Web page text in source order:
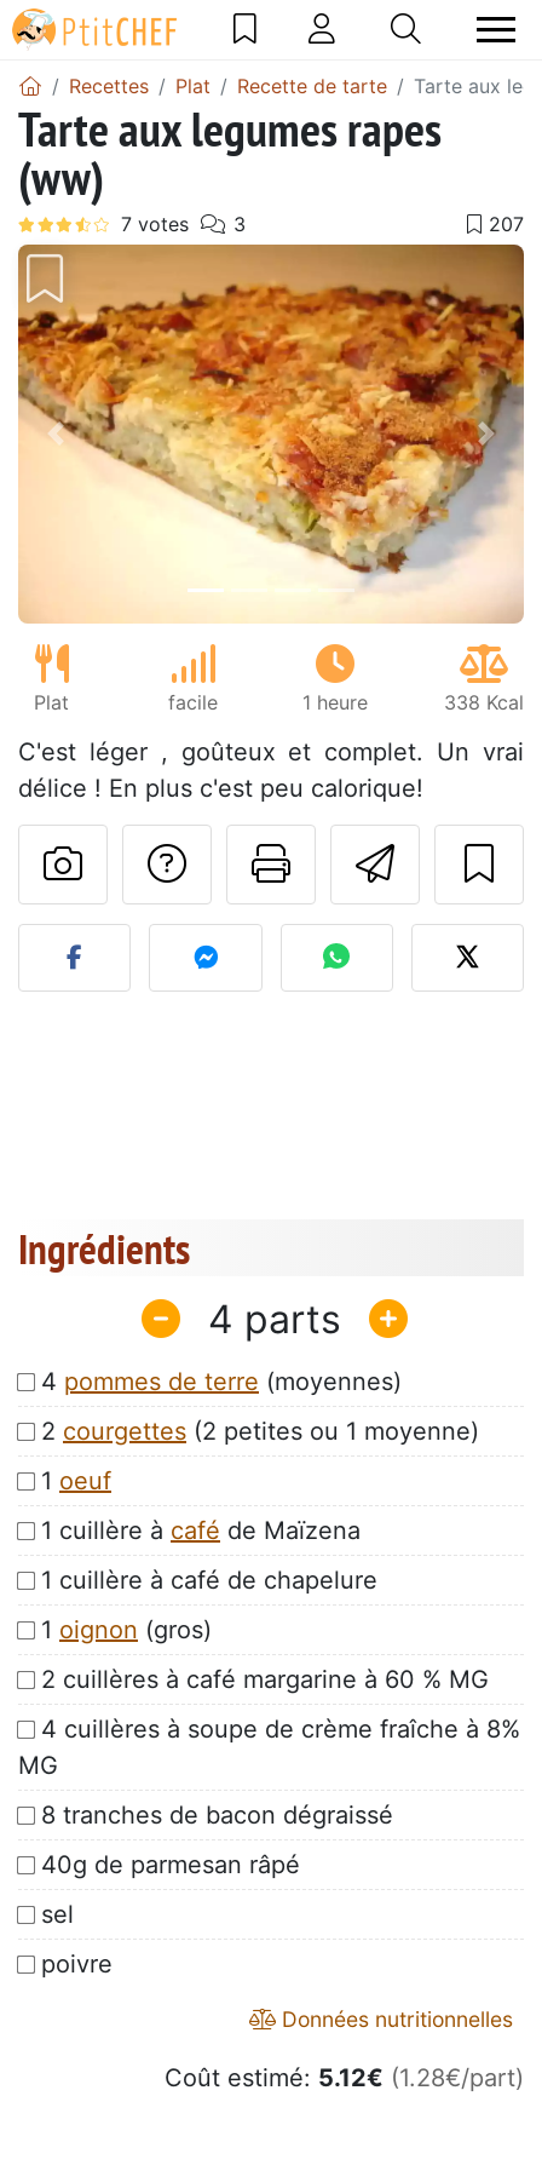
Recettes Plat Recette de tarte Tarte aux
Tarte aux legumes rapes
(ww)
Précédent
Plat facile 1 heure 338 Kcal
C'est léger , goûteux et complet. Un vrai
délice ! En plus c'est peu calorique!
Imprimer
Poser une
Publier votre photo de
Ingrédients
4
4 pommes de terre (moyennes)
2 courgettes (2 petites ou 1 moyenne)
1 oeuf
1 cuillère à café de Maïzena
1 cuillère à café de chapelure
1 oignon (gros)
2 cuillères à café margarine à 60 % MG
4 cuillères à soupe de crème fraîche à 8%
MG
8 tranches de bacon dégraissé
40g de parmesan râpé
sel
poivre
Données nutritionnelles
Coût estimé: 5.12€ (1.28€/part)